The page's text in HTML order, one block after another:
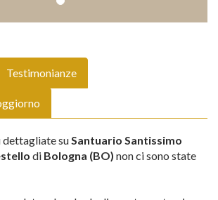
Testimonianze
dettagliate suSantuario Santissimo
di Bologna (BO) non ci sono state